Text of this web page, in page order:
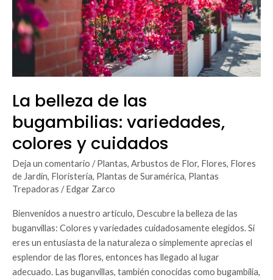
La belleza de las
bugambilias: variedades,
colores y cuidados
Deja un comentario /Plantas, Arbustos de Flor, Flores, Flores
de Jardín, Floristería, Plantas de Suramérica, Plantas
Trepadoras /Edgar Zarco
Bienvenidos a nuestro artículo, Descubre la belleza de las
buganvillas: Colores y variedades cuidadosamente elegidos. Si
eres un entusiasta de la naturaleza o simplemente aprecias el
esplendor de las flores, entonces has llegado al lugar
adecuado. Las buganvillas, también conocidas como bugambilia,
colores
y
cuidados